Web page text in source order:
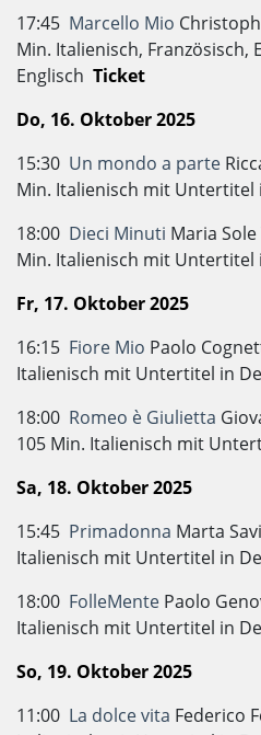
17:45 Marcello Mio
Min. Italienisch,
Englisch Ticket
Do, 16. Oktober 2025
15:30 Un mondo a parte
Min. Italienisch mit Untertitel
18:00 Dieci Minuti Maria Sole
Min. Italienisch mit Untertitel
Fr, 17. Oktober 2025
16:15 Fiore Mio Paolo
Italienisch mit Untertitel in
18:00 Romeo è Giulietta
105 Min. Italienisch mit
Sa, 18. Oktober 2025
15:45 Primadonna Marta
Italienisch mit Untertitel in
18:00 FolleMente Paolo
Italienisch mit Untertitel in
So, 19. Oktober 2025
11:00 La dolce vita Federico